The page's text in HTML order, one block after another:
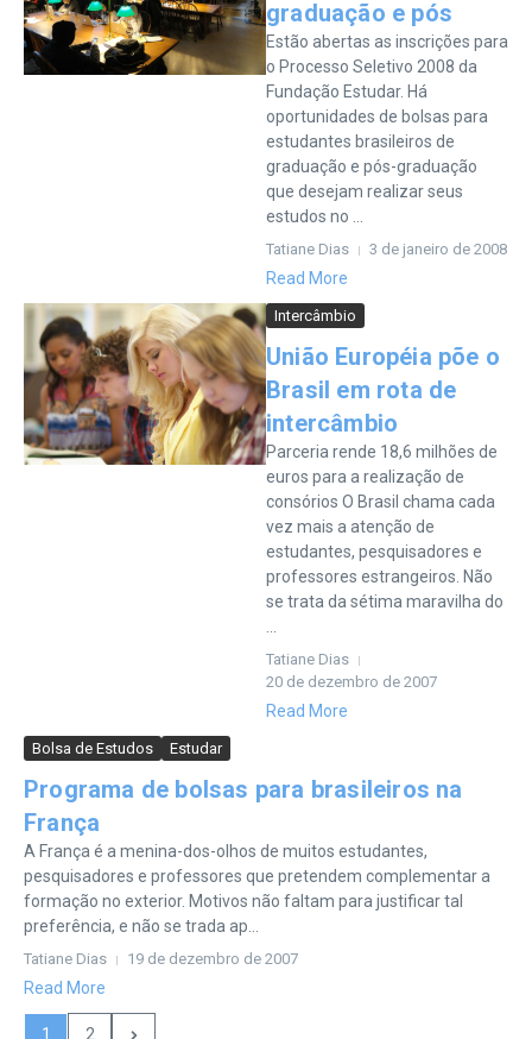
graduação e pós
Estão abertas as inscrições para
o Processo Seletivo 2008 da
Fundação Estudar. Há
oportunidades de bolsas para
estudantes brasileiros de
graduação e pós-graduação
que desejam realizar seus
estudos no ...
Tatiane Dias 3 de janeiro de 2008
Read More
Intercâmbio
União Européia põe o
Brasil em rota de
intercâmbio
Parceria rende 18,6 milhões de
euros para a realização de
consórios O Brasil chama cada
vez mais a atenção de
estudantes, pesquisadores e
professores estrangeiros. Não
se trata da sétima maravilha do
Tatiane Dias
20 de dezembro de 2007
Read More
Bolsa de Estudos Estudar
Programa de bolsas para brasileiros na
França
A França é a menina-dos-olhos de muitos estudantes,
pesquisadores e professores que pretendem complementar a
formação no exterior. Motivos não faltam para justificar tal
preferência, e não se trada ap...
Tatiane Dias 19 de dezembro de 2007
Read More
1 2